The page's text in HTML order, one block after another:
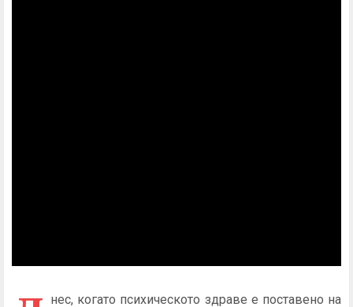
нес, когато психическото здраве е поставено на